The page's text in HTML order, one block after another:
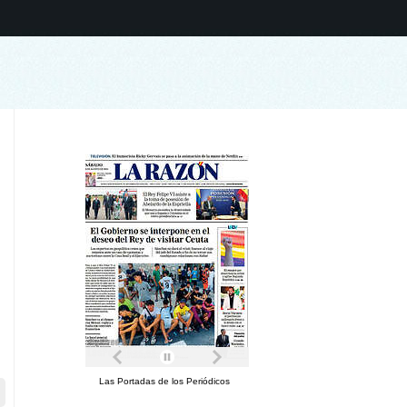
Las Portadas de los Periódicos